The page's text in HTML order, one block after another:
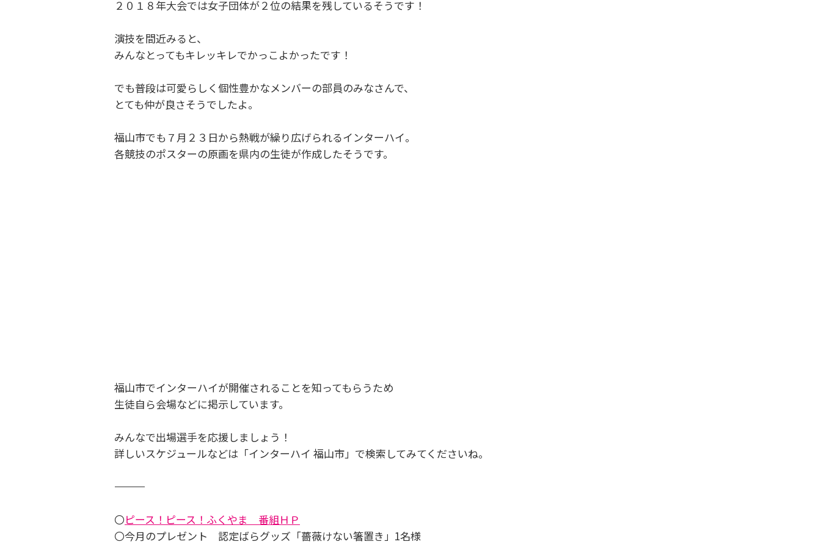
２０１８年大会では女子団体が２位の結果を残しているそうです！
演技を間近みると、
みんなとってもキレッキレでかっこよかったです！
でも普段は可愛らしく個性豊かなメンバーの部員のみなさんで、
とても仲が良さそうでしたよ。
福山市でも７月２３日から熱戦が繰り広げられるインターハイ。
各競技のポスターの原画を県内の生徒が作成したそうです。
福山市でインターハイが開催されることを知ってもらうため
生徒自ら会場などに掲示しています。
みんなで出場選手を応援しましょう！
詳しいスケジュールなどは「インターハイ 福山市」で検索してみてくださいね。
―――――――――――――――――――――――
〇ピース！ピース！ふくやま 番組ＨＰ
〇今月のプレゼント 認定ばらグッズ「薔薇けない箸置き」1名様